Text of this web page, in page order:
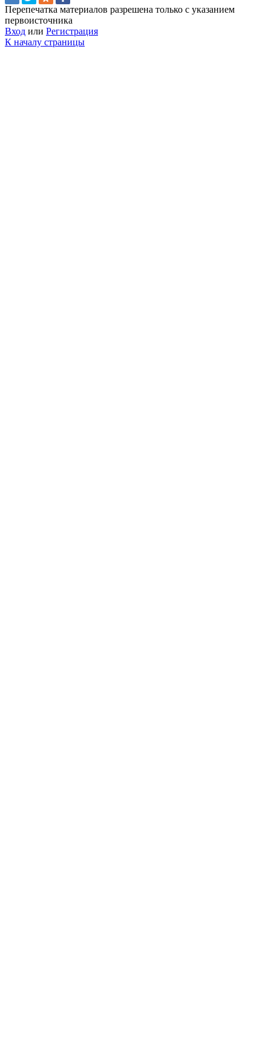
Перепечатка материалов разрешена только с указанием
первоисточника
Вход или Регистрация
К началу страницы